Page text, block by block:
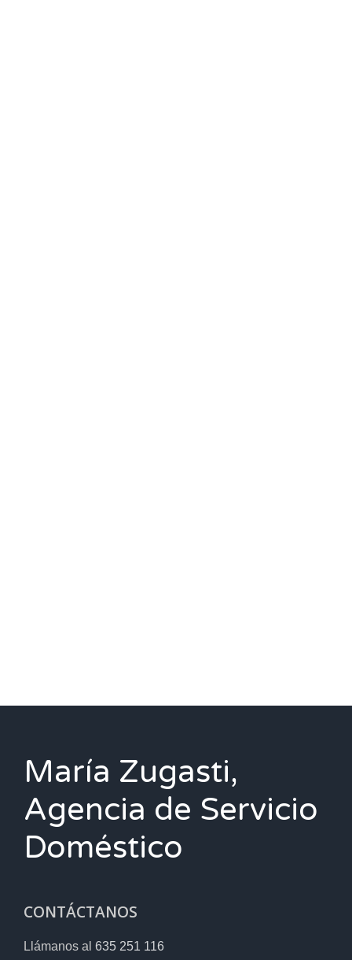
María Zugasti,
Agencia de Servicio
Doméstico
CONTÁCTANOS
Llámanos al 635 251 116